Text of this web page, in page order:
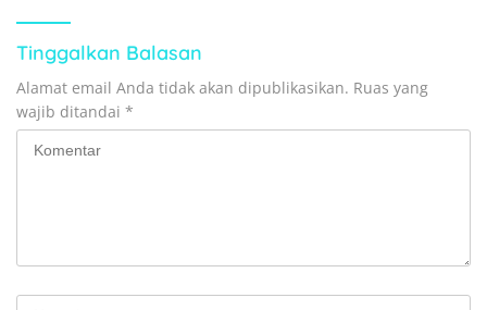
Tinggalkan Balasan
Alamat email Anda tidak akan dipublikasikan. Ruas yang
wajib ditandai *